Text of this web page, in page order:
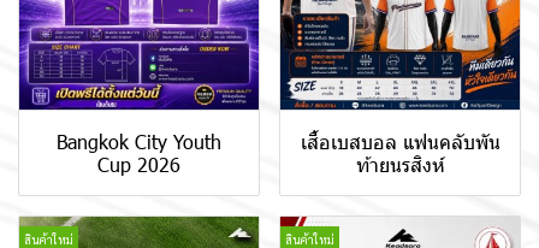
Bangkok City Youth
Cup 2026
เสื้อเบสบอล แฟนคลับพัน
ท้ายนรสิงห์
สินค้าใหม่
สินค้าใหม่